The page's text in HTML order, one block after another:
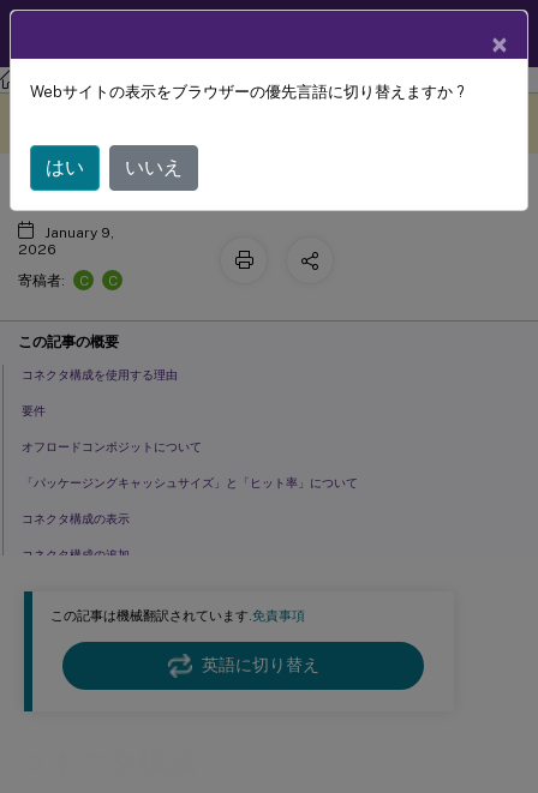
Citrix App Layering アプリケーションレイヤリング
この記事は機械翻訳されています.免責事項
英語に切り替え
コネクタ構成
January 9,
2026
寄稿者:
C C
この記事の概要
コネクタ構成を使用する理由
要件
オフロードコンポジットについて
「パッケージングキャッシュサイズ」と「ヒット率」について
コネクタ構成の表示
コネクタ構成の追加
コネクタ構成の編集
キャッシュサイズとヒット率の増加
キャッシュの無効化または再有効化
×
Webサイトの表示をブラウザーの優先言語に切り替えますか ?
はい いいえ